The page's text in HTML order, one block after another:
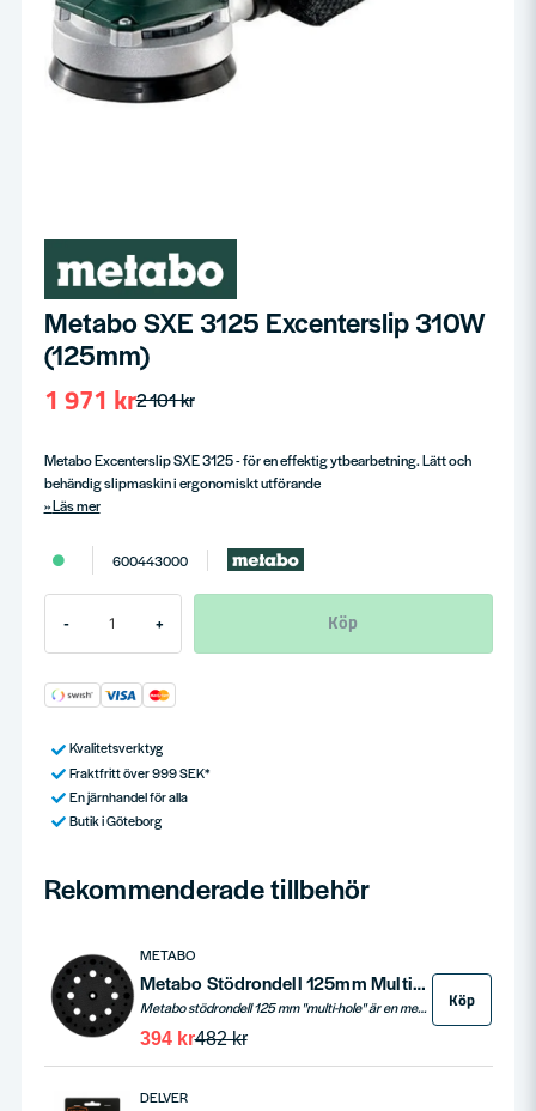
Metabo SXE 3125 Excenterslip 310W
(125mm)
2 101 kr
1 971 kr
Metabo Excenterslip SXE 3125 - för en effektig ytbearbetning. Lätt och
behändig slipmaskin i ergonomiskt utförande
Läs mer
600443000
- + Köp
Kvalitetsverktyg
Fraktfritt över 999 SEK*
En järnhandel för alla
Butik i Göteborg
Rekommenderade tillbehör
METABO
Metabo Stödrondell 125mm Multihål för SXE 425 TurboTec & SXE 3125
Metabo stödrondell 125 mm "multi-hole" är en medelhård stödskiva för slipmaskiner av typen SXE 425 TurboTec och SXE 3125.
482 kr
394 kr
Köp
DELVER